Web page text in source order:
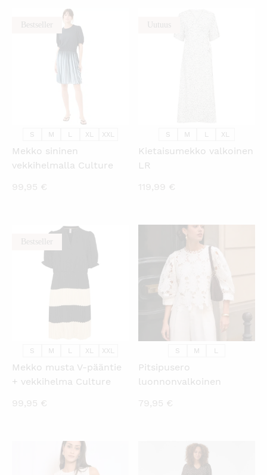
BestsellerKATSO PIKANÄKYMÄ
S M XL XXL
Mekko sininen
vekkihelmalla Culture
99,95 €
UutuusKATSO PIKANÄKYMÄ
S M XL
Kietaisumekko valkoinen
LR
119,99 €
BestsellerKATSO PIKANÄKYMÄ
S M L XL XXL
Mekko musta V-pääntie
+ vekkihelma Culture
99,95 €
KATSO PIKANÄKYMÄ
S M L
Pitsipusero
luonnonvalkoinen
79,95 €
KATSO PIKANÄKYMÄ KATSO PIKANÄKYMÄ